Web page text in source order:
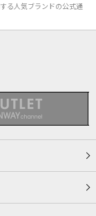
る人気ブランドの公式通